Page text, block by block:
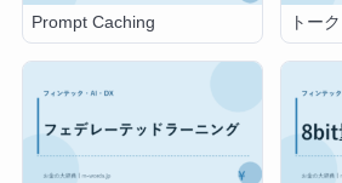
Prompt Caching トー